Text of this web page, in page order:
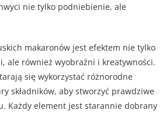
nie tylko podniebienie, ale
makaronów jest efektem nie tylko
ale również wyobraźni i kreatywności.
się wykorzystać różnorodne
składników, aby stworzyć prawdziwe
Każdy element jest starannie dobrany